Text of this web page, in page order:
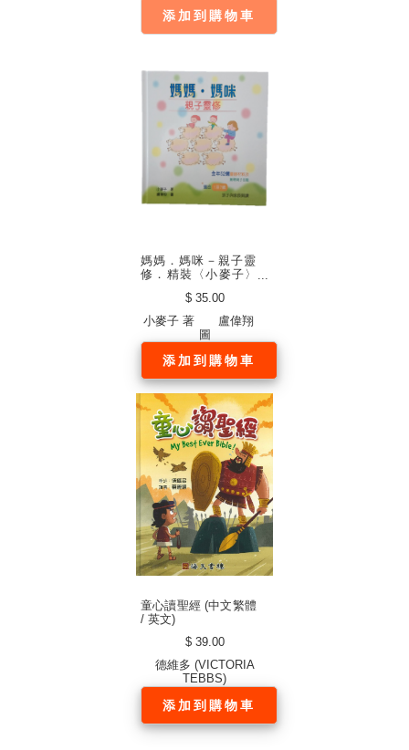
添加到購物車
媽媽．媽咪－親子靈
修．精裝〈小麥子〉
$ 35.00
小麥子 著 盧偉翔
圖
添加到購物車
童心讀聖經 (中文繁體
/ 英文)
$ 39.00
德維多 (VICTORIA
TEBBS)
添加到購物車